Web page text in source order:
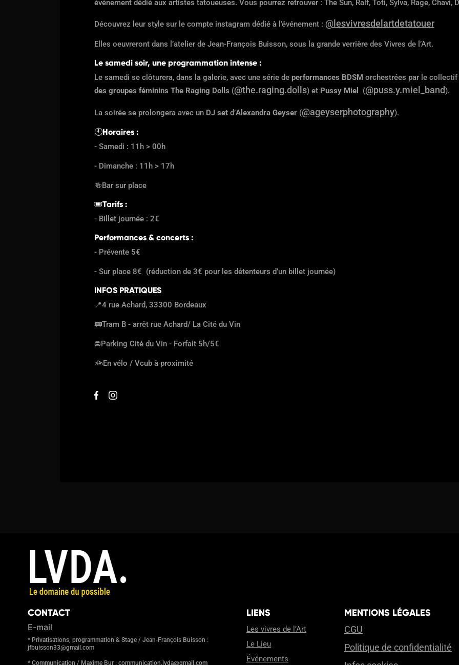
événement dédié aux artistes tatoueuses. Vous pourrez retrouver : The Sun, Ralf, Toti, Sylva, Rage, Chavi,
Découvrez leur style sur le compte instagram dédié à l’événement : @lesvivresdelartdetatouer
Elles oeuvreront dans l’atelier de Jean-François Buisson, sous la grande verrière des Vivres de l’Art.
Le samedi soir, une programmation intense :
Le samedi se clôturera, dans la galerie, avec une série de performances BDSM orchestrées par le collectif
des groupes féminins The Raging Dolls (@the.raging.dolls) et Pussy Miel (@puss.y.miel_band).
La soirée se prolongera avec un DJ set d’Alexandra Geyser (@ageyserphotography).
🕙Horaires :
- Samedi : 11h > 00h
- Dimanche : 11h > 17h
🍻 Bar sur place
🎟Tarifs:
- Billet journée : 2€
Performances & concerts :
- Prévente 5€
- Sur place 8€ (réduction de 3€ pour les détenteurs d’un billet journée)
INFOS PRATIQUES
📍4 rue Achard, 33300 Bordeaux
🚃Tram B - arrêt rue Achard/ La Cité du Vin
🚘Parking Cité du Vin - Forfait 5h/5€
🚲En vélo / Vcub à proximité
CONTACT
E-mail
* Privatisations, programmation & Stage / Jean-François Buisson :
jfbuisson33@gmail.com
* Communication / Maxime Bur : communication.lvda@gmail.com
LIENS
Les vivres de l’Art
Le Lieu
Événements
MENTIONS LÉGALES
CGU
Politique de confidentialité